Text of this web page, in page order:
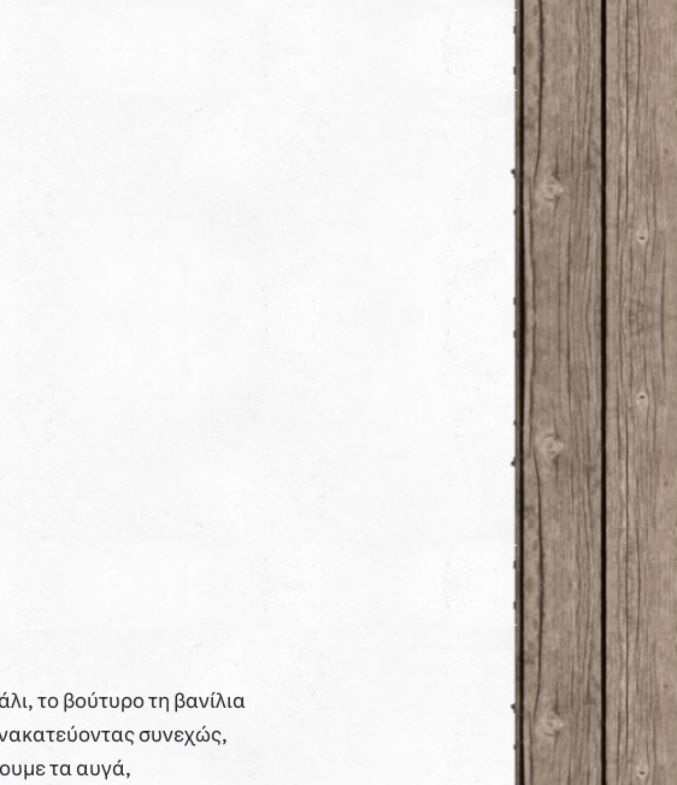
το βούτυρο τη βανίλια
συνεχώς,
τα αυγά,